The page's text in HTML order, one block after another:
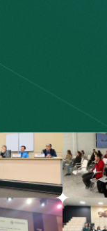
apps.apple.com/kz/
play.google.com/
веб-